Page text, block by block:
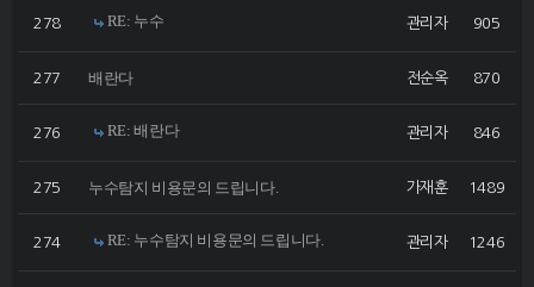
278 RE: 누수 관리자 905
277 배란다 전순옥 870
276 RE: 배란다 관리자 846
275 누수탐지 비용문의 드립니다. 가재훈 1489
274 RE: 누수탐지 비용문의 드립니다. 관리자 1246